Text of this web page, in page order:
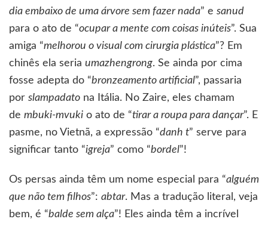
dia embaixo de uma árvore sem fazer nada” e sanud
para o ato de “ocupar a mente com coisas inúteis”. Sua
amiga “melhorou o visual com cirurgia plástica”? Em
chinês ela seria umazhengrong. Se ainda por cima
fosse adepta do “bronzeamento artificial”, passaria
por slampadato na Itália. No Zaire, eles chamam
de mbuki-mvuki o ato de “tirar a roupa para dançar”. E
pasme, no Vietnã, a expressão “danh t” serve para
significar tanto “igreja” como “bordel”!
Os persas ainda têm um nome especial para “alguém
que não tem filhos”: abtar. Mas a tradução literal, veja
bem, é “balde sem alça”! Eles ainda têm a incrível